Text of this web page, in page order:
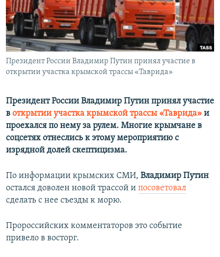
ПОБЕДИТЕЛЕЙ НЕ СУДЯТ?
КРЫМ.НЕПОКОРЕННЫЙ
ELIFBE
УКРАИНСКАЯ ПРОБЛЕМА КРЫМА
ПРИСОЕДИНЯЙТЕСЬ!
Все сайты RFE/RL
Президент России Владимир Путин принял участие в
открытии участка крымской трассы «Таврида»
Президент России Владимир Путин принял участие
в открытии участка крымской трассы «Таврида» и
проехался по нему за рулем. Многие крымчане в
соцсетях отнеслись к этому мероприятию с
изрядной долей скептицизма.
По информации крымских СМИ, Владимир Путин
остался доволен новой трассой и посоветовал
сделать с нее съезды к морю.
Пророссийских комментаторов это событие
привело в восторг.